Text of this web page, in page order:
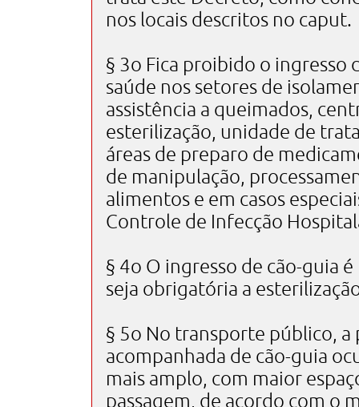
nos locais descritos no caput.
§ 3o Fica proibido o ingresso
saúde nos setores de
assistência a queimados,
esterilização, unidade de
áreas de preparo de
de manipulação,
alimentos e em casos
Controle de Infecção
§ 4o O ingresso de cão-guia
seja obrigatória a
§ 5o No transporte público, a
acompanhada de cão-guia
mais amplo, com maior
passagem, de acordo com o